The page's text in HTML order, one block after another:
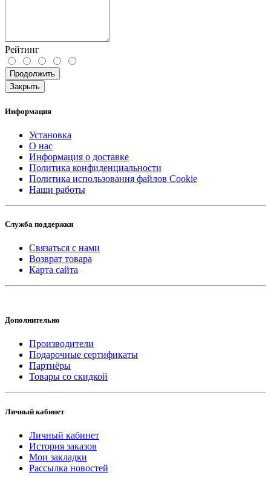
Рейтинг
Продолжить
Закрыть
Информация
Установка
О нас
Информация о доставке
Политика конфиденциальности
Политика использования файлов Cookie
Наши работы
Служба поддержки
Связаться с нами
Возврат товара
Карта сайта
Дополнительно
Производители
Подарочные сертификаты
Партнёры
Товары со скидкой
Личный кабинет
Личный кабинет
История заказов
Мои закладки
Рассылка новостей